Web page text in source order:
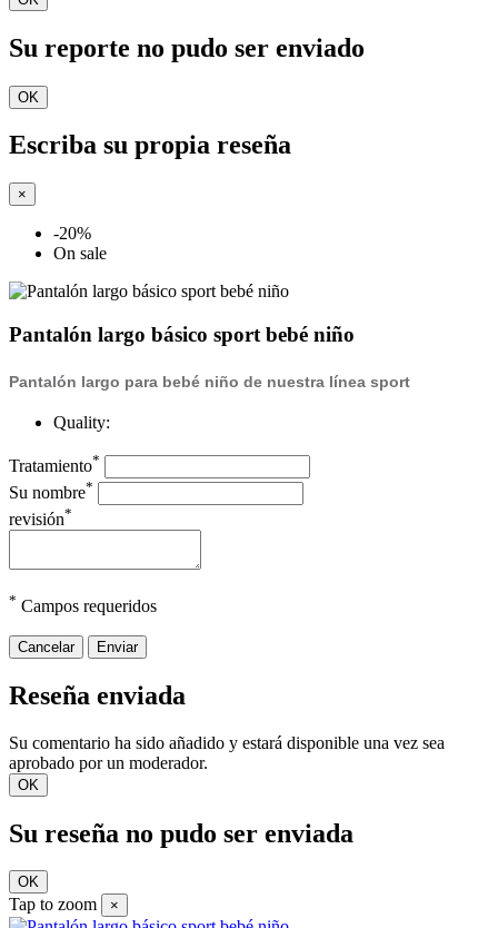
Su reporte no pudo ser enviado
OK
Escriba su propia reseña
×
-20%
On sale
Pantalón largo básico sport bebé niño
Pantalón largo para bebé niño de nuestra línea sport
Quality:
Tratamiento*
Su nombre*
revisión*
* Campos requeridos
Cancelar Enviar
Reseña enviada
Su comentario ha sido añadido y estará disponible una vez sea
aprobado por un moderador.
OK
Su reseña no pudo ser enviada
OK
Tap to zoom ×